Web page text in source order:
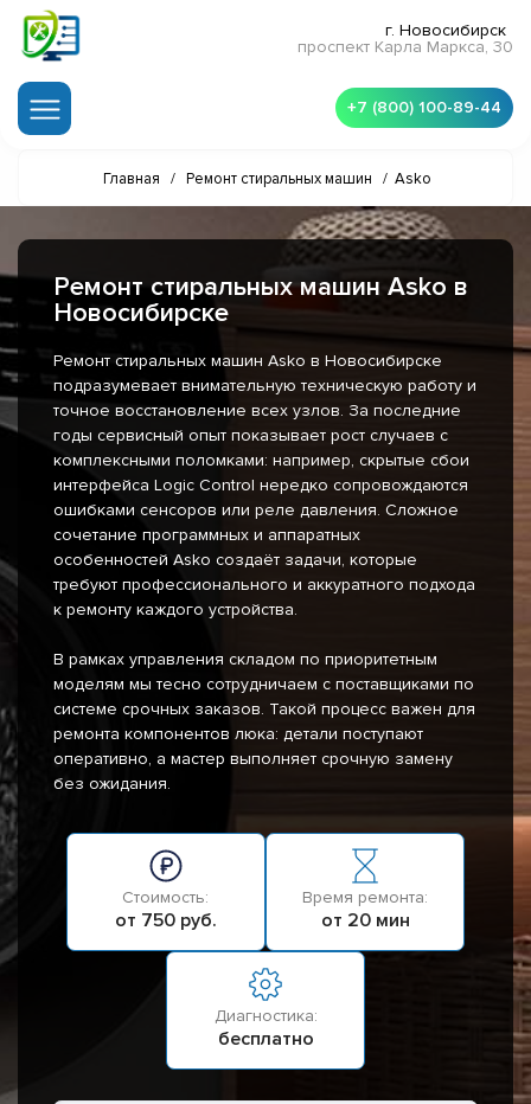
г. Новосибирск
проспект Карла Маркса, 30
+7 (800) 100-89-44
Главная / Ремонт стиральных машин / Asko
Ремонт стиральных машин Asko в
Новосибирске
Ремонт стиральных машин Asko в Новосибирске
подразумевает внимательную техническую работу и
точное восстановление всех узлов. За последние
годы сервисный опыт показывает рост случаев с
комплексными поломками: например, скрытые сбои
интерфейса Logic Control нередко сопровождаются
ошибками сенсоров или реле давления. Сложное
сочетание программных и аппаратных
особенностей Asko создаёт задачи, которые
требуют профессионального и аккуратного подхода
к ремонту каждого устройства.
В рамках управления складом по приоритетным
моделям мы тесно сотрудничаем с поставщиками по
системе срочных заказов. Такой процесс важен для
ремонта компонентов люка: детали поступают
оперативно, а мастер выполняет срочную замену
без ожидания.
Стоимость:
от 750 руб.
Время ремонта:
от 20 мин
Диагностика:
бесплатно